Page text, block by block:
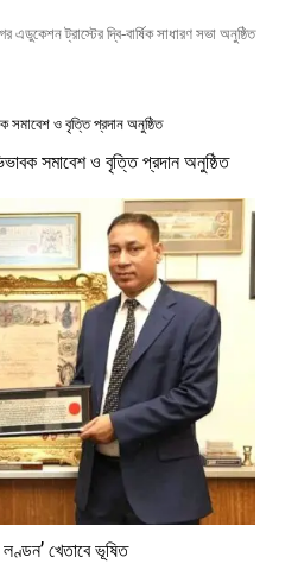
এডুকেশন ট্রাস্টের দ্বি-বার্ষিক সাধারণ সভা অনুষ্ঠিত
সমাবেশ ও বৃত্তি প্রদান অনুষ্ঠিত
খেতাবে ভূষিত